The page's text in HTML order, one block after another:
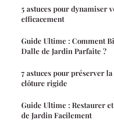
5 astuces pour dynamiser
efficacement
Guide Ultime : Comment
Dalle de Jardin Parfaite ?
7 astuces pour préserver
clôture rigide
Guide Ultime : Restaurer
de Jardin Facilement